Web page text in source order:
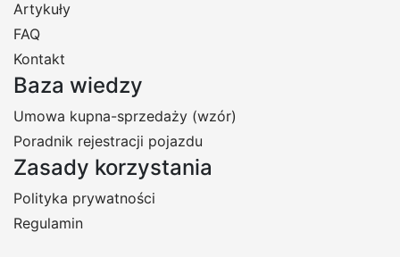
Artykuły
FAQ
Kontakt
Baza wiedzy
Umowa kupna-sprzedaży (wzór)
Poradnik rejestracji pojazdu
Zasady korzystania
Polityka prywatności
Regulamin